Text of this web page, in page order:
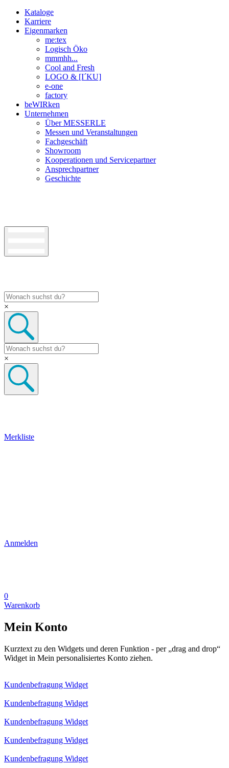
Kataloge
Karriere
Eigenmarken
me:tex
Logisch Öko
mmmhh...
Cool and Fresh
LOGO & [I´KU]
e-one
factory
beWIRken
Unternehmen
Über MESSERLE
Messen und Veranstaltungen
Fachgeschäft
Showroom
Kooperationen und Servicepartner
Ansprechpartner
Geschichte
×
×
Merkliste
Anmelden
0
Warenkorb
Mein Konto
Kurztext zu den Widgets und deren Funktion - per „drag and drop“
Widget in Mein personalisiertes Konto ziehen.
Kundenbefragung Widget
Kundenbefragung Widget
Kundenbefragung Widget
Kundenbefragung Widget
Kundenbefragung Widget